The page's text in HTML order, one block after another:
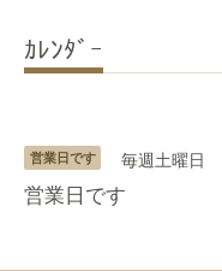
ｶﾚﾝﾀﾞｰ
営業日です 毎週土曜日
営業日です